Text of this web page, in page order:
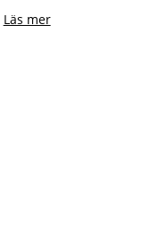
Läs mer